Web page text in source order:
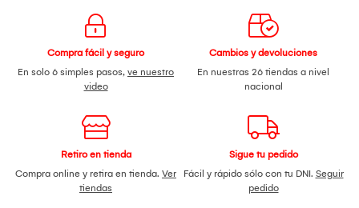
¡Déjate sorprender con todo lo que traemos para ti! ¡No lo
piense más y adquiéralo Aquí!
Compra fácil y seguro
En solo 6 simples pasos, ve nuestro
video
Cambios y devoluciones
En nuestras 26 tiendas a nivel
nacional
Retiro en tienda
Compra online y retira en tienda. Ver
tiendas
Sigue tu pedido
Fácil y rápido sólo con tu DNI. Seguir
pedido